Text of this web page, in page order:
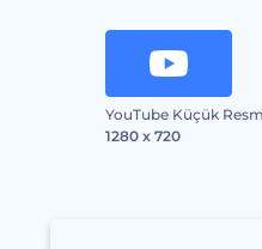
YouTube Küçük
1280 x 720